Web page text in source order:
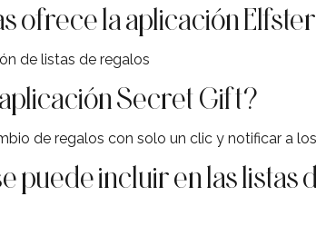
ofrece la aplicación
de listas de regalos
Secret Gift?
de regalos con solo un clic y notificar a
puede incluir en las listas